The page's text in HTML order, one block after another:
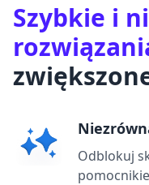
Szybkie i
Odblokuj